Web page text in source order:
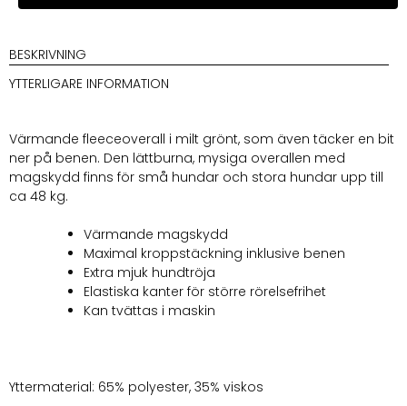
Sweater
Cornwall
Dusty
Green
BESKRIVNING
YTTERLIGARE INFORMATION
Värmande fleeceoverall i milt grönt, som även täcker en bit
ner på benen. Den lättburna, mysiga overallen med
magskydd finns för små hundar och stora hundar upp till
ca 48 kg.
Värmande magskydd
Maximal kroppstäckning inklusive benen
Extra mjuk hundtröja
Elastiska kanter för större rörelsefrihet
Kan tvättas i maskin
Yttermaterial: 65% polyester, 35% viskos